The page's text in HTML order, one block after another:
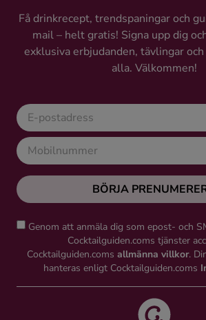
Få drinkrecept, trendspaningar och
mail – helt gratis! Signa upp dig
exklusiva erbjudanden, tävlingar
alla. Välkommen!
BÖRJA
Genom att anmäla dig som epost- och
Cocktailguiden.coms tjänster
Cocktailguiden.coms allmänna villkor.
hanteras enligt Cocktailguiden.coms